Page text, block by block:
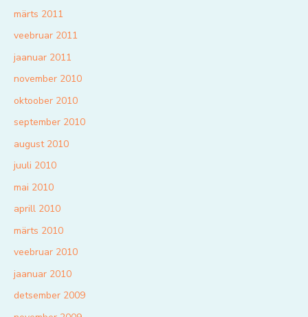
märts 2011
veebruar 2011
jaanuar 2011
november 2010
oktoober 2010
september 2010
august 2010
juuli 2010
mai 2010
aprill 2010
märts 2010
veebruar 2010
jaanuar 2010
detsember 2009